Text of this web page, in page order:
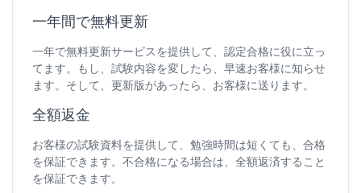
一年間で無料更新
一年で無料更新サービスを提供して、認定合格に役に立っ
てます。もし、試験内容を変したら、早速お客様に知らせ
ます。そして、更新版があったら、お客様に送ります。
全額返金
お客様の試験資料を提供して、勉強時間は短くても、合格
を保証できます。不合格になる場合は、全額返済すること
を保証できます。